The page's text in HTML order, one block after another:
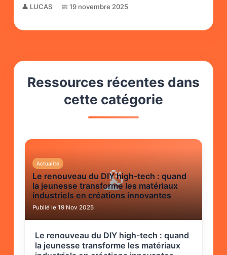
👤 LUCAS 📅 19 novembre 2025
Ressources récentes dans
cette catégorie
📡
Actualité
Le renouveau du DIY high-tech : quand
la jeunesse transforme les matériaux
industriels en créations innovantes
Publié le 19 Nov 2025
Le renouveau du DIY high-tech : quand
la jeunesse transforme les matériaux